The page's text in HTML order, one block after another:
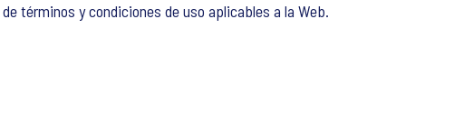
términos y condiciones de uso aplicables a la Web.